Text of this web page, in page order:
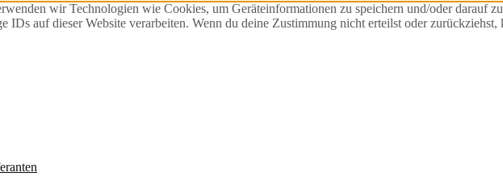
wir Technologien wie Cookies, um Geräteinformationen zu speichern und/oder darauf
IDs auf dieser Website verarbeiten. Wenn du deine Zustimmung nicht erteilst oder